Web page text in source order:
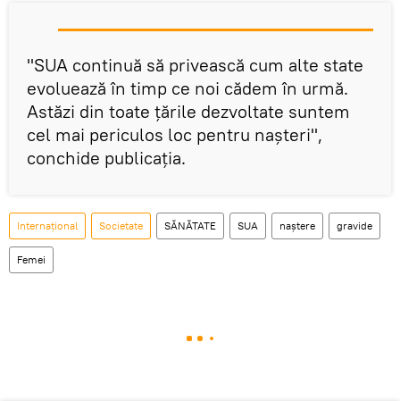
"SUA continuă să privească cum alte state
evoluează în timp ce noi cădem în urmă.
Astăzi din toate țările dezvoltate suntem
cel mai periculos loc pentru nașteri",
conchide publicația.
Internaţional Societate SĂNĂTATE SUA naștere gravide
Femei